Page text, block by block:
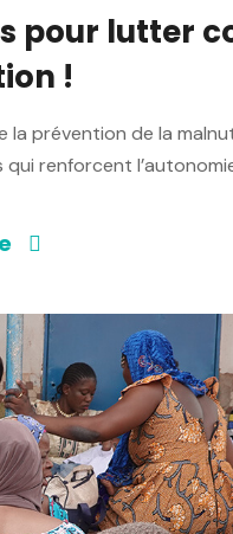
pour lutter
!
la prévention de la
renforcent